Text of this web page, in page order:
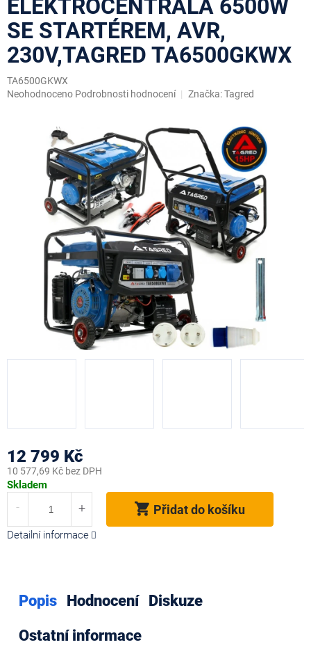
ELEKTROCENTRÁLA 6500W
SE STARTÉREM, AVR,
230V,TAGRED TA6500GKWX
TA6500GKWX
Průměrné
hvězdiček.
Neohodnoceno Podrobnosti hodnocení Značka:Tagred
12 799 Kč
10 577,69 Kč bez DPH
Měrná
Skladem
Přidat do košíku
Detailní informace
Popis Hodnocení
Diskuze
Ostatní informace